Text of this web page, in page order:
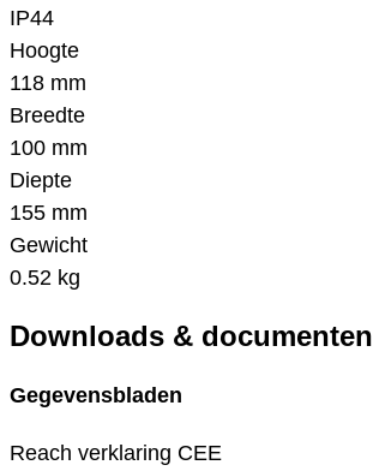
IP44
Hoogte
118 mm
Breedte
100 mm
Diepte
155 mm
Gewicht
0.52 kg
Downloads & documenten
Gegevensbladen
Reach verklaring CEE